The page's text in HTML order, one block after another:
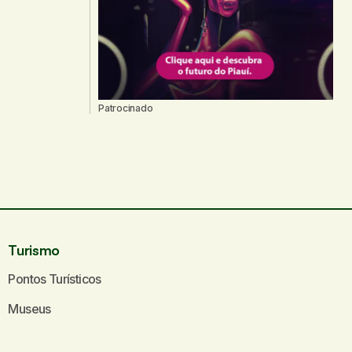
Patrocinado
Turismo
Pontos Turísticos
Museus